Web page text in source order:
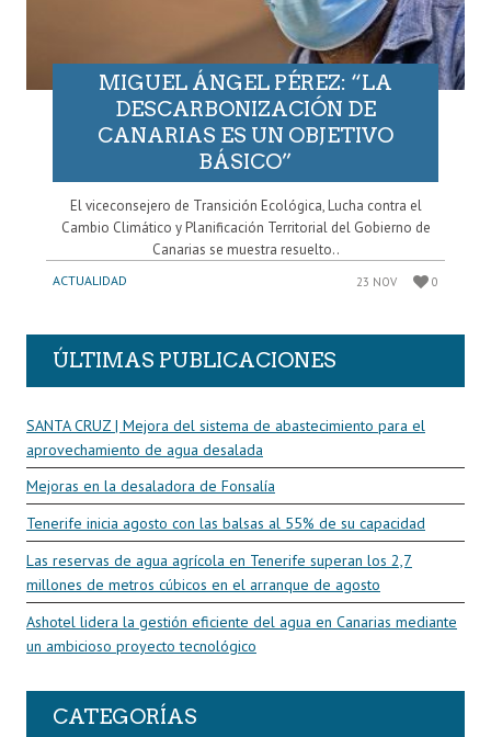
MIGUEL ÁNGEL PÉREZ: “LA
DESCARBONIZACIÓN DE
CANARIAS ES UN OBJETIVO
BÁSICO”
El viceconsejero de Transición Ecológica, Lucha contra el
Cambio Climático y Planificación Territorial del Gobierno de
Canarias se muestra resuelto..
ACTUALIDAD 23 NOV 0
ÚLTIMAS PUBLICACIONES
SANTA CRUZ | Mejora del sistema de abastecimiento para el
aprovechamiento de agua desalada
Mejoras en la desaladora de Fonsalía
Tenerife inicia agosto con las balsas al 55% de su capacidad
Las reservas de agua agrícola en Tenerife superan los 2,7
millones de metros cúbicos en el arranque de agosto
Ashotel lidera la gestión eficiente del agua en Canarias mediante
un ambicioso proyecto tecnológico
CATEGORÍAS